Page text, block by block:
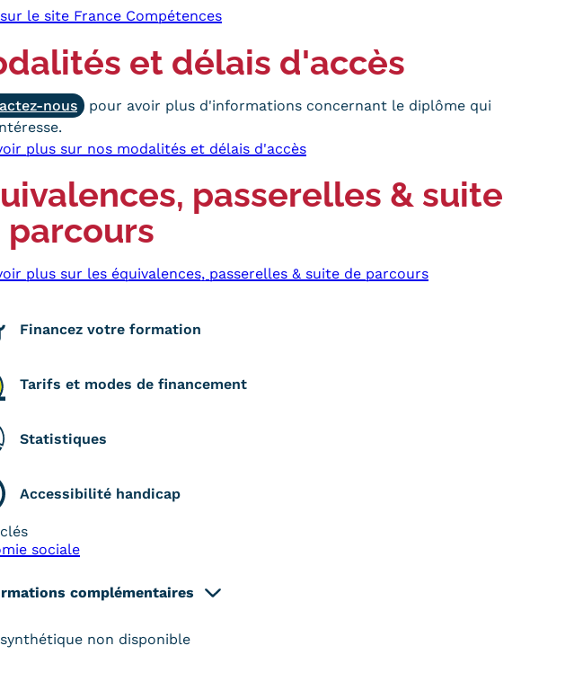
le site France Compétences
et délais d'accès
nous
pour avoir plus d'informations concernant le diplôme qui
plus sur nos modalités et délais d'accès
passerelles & suite
parcours
plus sur les équivalences, passerelles & suite de parcours
Financez votre formation
Tarifs et modes de financement
Statistiques
Accessibilité handicap
sociale
complémentaires
non disponible